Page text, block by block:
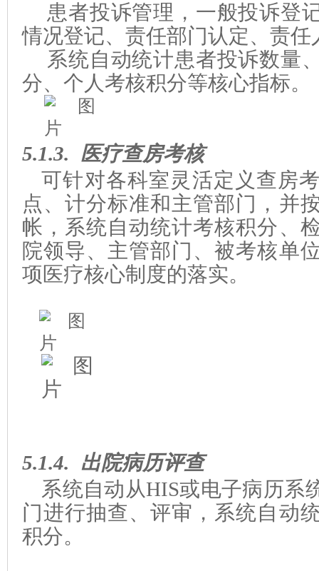
患者投诉管理，一般投诉登
情况登记、责任部门认定、责任
系统自动统计患者投诉数量
分、个人考核积分等核心指标。
5.1.3.
医疗查房考核
可针对各科室灵活定义查房
点、计分标准和主管部门，并
帐，系统自动统计考核积分、
院领导、主管部门、被考核单
项医疗核心制度的落实。
5.1.4.
出院病历评查
系统自动从HIS或电子病历系
门进行抽查、评审，系统自动
积分。